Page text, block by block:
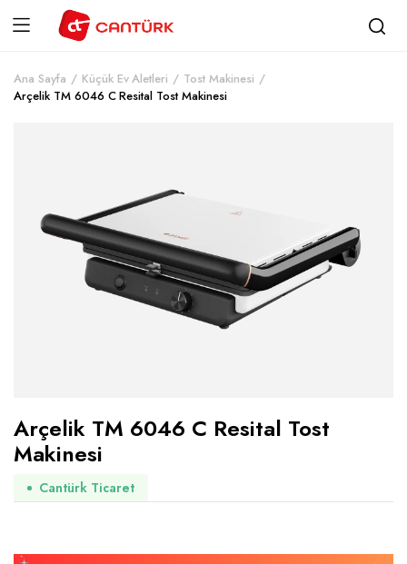
Ana Sayfa Küçük Ev Aletleri
Tost Makinesi
Arçelik TM 6046 C Resital Tost Makinesi
Arçelik TM 6046 C Resital Tost
Makinesi
Cantürk Ticaret